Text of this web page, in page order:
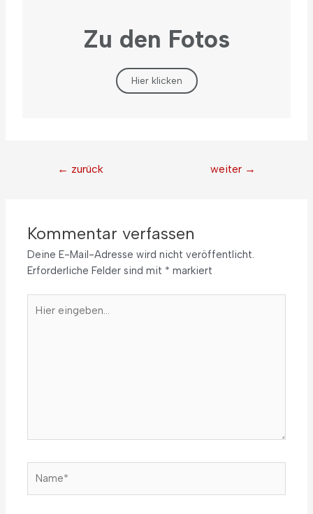
Zu den Fotos
Hier klicken
← zurück weiter →
Kommentar verfassen
Deine E-Mail-Adresse wird nicht veröffentlicht.
Erforderliche Felder sind mit * markiert